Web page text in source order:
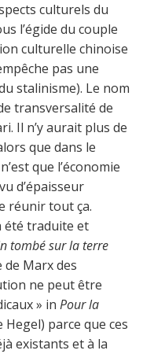
culturels du
l’égide du couple
culturelle chinoise
pas une
stalinisme). Le nom
transversalité de
Il n’y aurait plus de
que dans le
que l’économie
d’épaisseur
réunir tout ça.
été traduite et
tombé sur la terre
de Marx des
ne peut être
» in Pour la
Hegel) parce que ces
existants et à la